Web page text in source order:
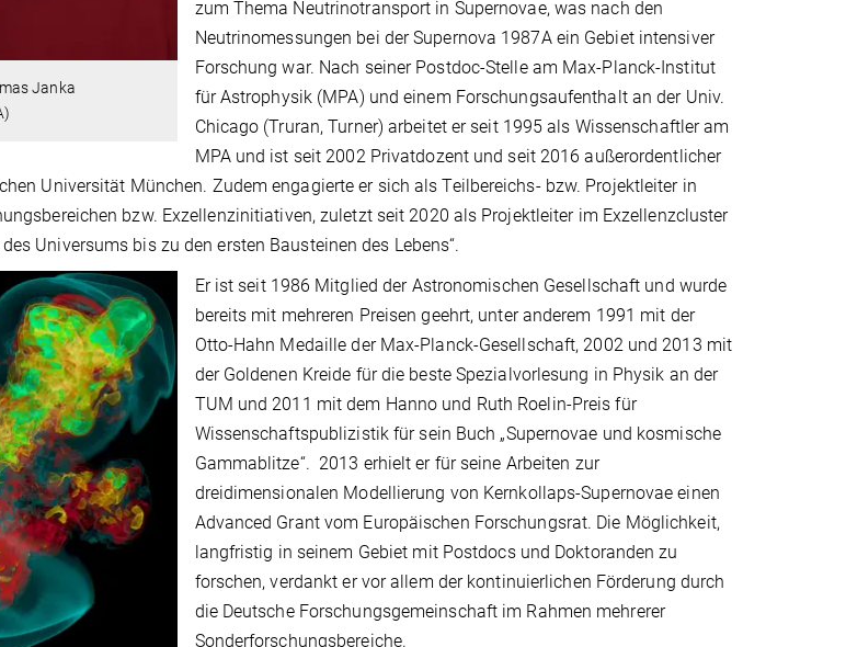
Janka
zum Thema Neutrinotransport in Supernovae, was nach den
Neutrinomessungen bei der Supernova 1987A ein Gebiet intensiver
Forschung war. Nach seiner Postdoc-Stelle am Max-Planck-Institut
für Astrophysik (MPA) und einem Forschungsaufenthalt an der Univ.
Chicago (Truran, Turner) arbeitet er seit 1995 als Wissenschaftler am
MPA und ist seit 2002 Privatdozent und seit 2016 außerordentlicher
Universität München. Zudem engagierte er sich als Teilbereichs- bzw. Projektleiter in
bzw. Exzellenzinitiativen, zuletzt seit 2020 als Projektleiter im Exzellenzcluster
des Universums bis zu den ersten Bausteinen des Lebens“.
Er ist seit 1986 Mitglied der Astronomischen Gesellschaft und wurde
bereits mit mehreren Preisen geehrt, unter anderem 1991 mit der
Otto-Hahn Medaille der Max-Planck-Gesellschaft, 2002 und 2013 mit
der Goldenen Kreide für die beste Spezialvorlesung in Physik an der
TUM und 2011 mit dem Hanno und Ruth Roelin-Preis für
Wissenschaftspublizistik für sein Buch „Supernovae und kosmische
Gammablitze“. 2013 erhielt er für seine Arbeiten zur
dreidimensionalen Modellierung von Kernkollaps-Supernovae einen
Advanced Grant vom Europäischen Forschungsrat. Die Möglichkeit,
langfristig in seinem Gebiet mit Postdocs und Doktoranden zu
forschen, verdankt er vor allem der kontinuierlichen Förderung durch
die Deutsche Forschungsgemeinschaft im Rahmen mehrerer
Sonderforschungsbereiche.